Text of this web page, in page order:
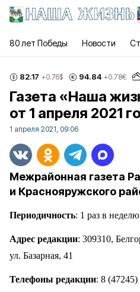
80 лет Победы Новости
82.17 +0.76$ 94.84 +0.78€
Газета «Наша
от 1 апреля 2021
1 апреля 2021, 09:06
Межрайонная газета
и Краснояружского
Периодичность: 1 раз в
Адрес редакции: 309310,
ул. Базарная, 41
Телефоны редакции: 8